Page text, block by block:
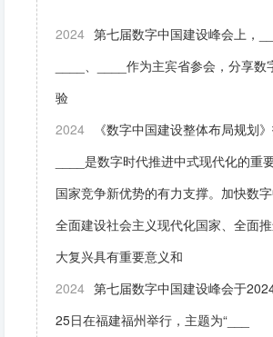
2024 第七届数字中国建设峰会上，
____、____作为主宾省参会，分享
验
2024
《数字中国建设整体布局规划
____是数字时代推进中式现代化的重
国家竞争新优势的有力支撑。加快数
全面建设社会主义现代化国家、全面
大复兴具有重要意义和
2024 第七届数字中国建设峰会于
25日在福建福州举行，主题为“___